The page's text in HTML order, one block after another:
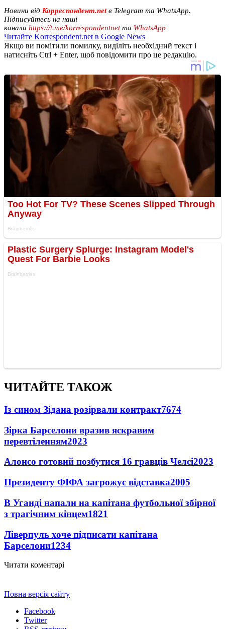
Новини від Корреспондент.netв Telegram та WhatsApp.
Підписуйтесь на наші
канали https://t.me/korrespondentnetта WhatsApp
Читайте Korrespondent.net в Google News
Якщо ви помітили помилку, виділіть необхідний текст і
натисніть Ctrl + Enter, щоб повідомити про це редакцію.
ЧИТАЙТЕ ТАКОЖ
Із сином Зідана розірвали контракт7674
Зірка Барселони вразив яскравим
перевтіленням2023
Алонсо готовий позбутися 16 гравців Челсі2023
Президенту ФІФА загрожує відставка2005
В Уганді напали на капітана футбольної збірної
з трагічним кінцем1821
Ліверпуль хоче підписати капітана
Барселони1234
Читати коментарі
Повна версія сайту
Facebook
Twitter